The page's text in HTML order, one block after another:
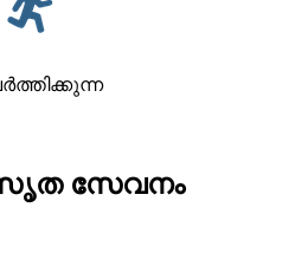
സേവനം